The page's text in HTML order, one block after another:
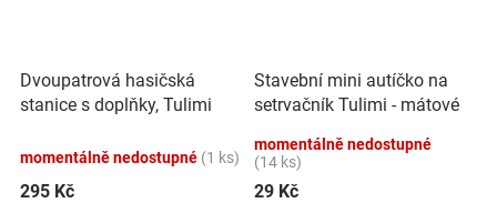
Dvoupatrová hasičská
stanice s doplňky, Tulimi
momentálně nedostupné (1 ks)
295 Kč
Stavební mini autíčko na
setrvačník Tulimi - mátové
momentálně nedostupné
(14 ks)
29 Kč